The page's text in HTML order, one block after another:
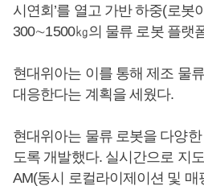
시연회’를 열고 가반 하중(로봇
300∼1500㎏의 물류 로봇 플랫
현대위아는 이를 통해 제조 물
대응한다는 계획을 세웠다.
현대위아는 물류 로봇을 다양
도록 개발했다. 실시간으로 지
AM(동시 로컬라이제이션 및 매